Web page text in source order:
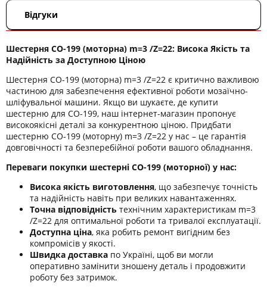
Відгуки
Шестерня СО-199 (моторна) m=3 /Z=22: Висока Якість та
Надійність за Доступною Ціною
Шестерня СО-199 (моторна) m=3 /Z=22 є критично важливою
частиною для забезпечення ефективної роботи мозаїчно-
шліфувальної машини. Якщо ви шукаєте, де купити
шестерню для СО-199, наш інтернет-магазин пропонує
високоякісні деталі за конкурентною ціною. Придбати
шестерню СО-199 (моторну) m=3 /Z=22 у нас – це гарантія
довговічності та безперебійної роботи вашого обладнання.
Переваги покупки шестерні СО-199 (моторної) у нас:
Висока якість виготовлення, що забезпечує точність
та надійність навіть при великих навантаженнях.
Точна відповідність технічним характеристикам m=3
/Z=22 для оптимальної роботи та тривалої експлуатації.
Доступна ціна, яка робить ремонт вигідним без
компромісів у якості.
Швидка доставка по Україні, щоб ви могли
оперативно замінити зношену деталь і продовжити
роботу без затримок.